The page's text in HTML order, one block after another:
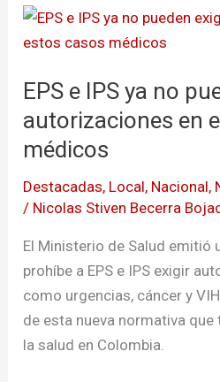
EPS e IPS ya no
autorizaciones en
médicos
Destacadas, Local, Nacional,
/ Nicolas Stiven Becerra
El Ministerio de Salud emitió
prohíbe a EPS e IPS exigir
como urgencias, cáncer y
de esta nueva normativa
la salud en Colombia.
EPS
e
ya
no
pueden
autorizaciones
en
estos
casos
médicos